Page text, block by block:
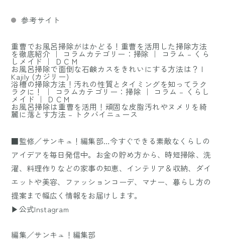
参考サイト
重曹でお風呂掃除がはかどる！重曹を活用した掃除方法
を徹底紹介 ｜ コラムカテゴリー：掃除 ｜ コラム – くら
しメイド ｜ ＤＣＭ
お風呂掃除で面倒な石鹸カスをきれいにする方法は？ |
Kajily (カジリー)
浴槽の掃除方法！汚れの性質とタイミングを知ってラク
ラクに！ ｜ コラムカテゴリー：掃除 ｜ コラム – くらし
メイド ｜ ＤＣＭ
お風呂掃除は重曹を活用！頑固な皮脂汚れやヌメリを綺
麗に落とす方法 – トクバイニュース
■監修／サンキュ！編集部…今すぐできる素敵なくらしの
アイデアを毎日発信中。お金の貯め方から、時短掃除、洗
濯、料理作りなどの家事の知恵、インテリア＆収納、ダイ
エットや美容、ファッションコーデ、マナー、暮らし方の
提案まで幅広く情報をお届けします。
▶公式Instagram
編集／サンキュ！編集部